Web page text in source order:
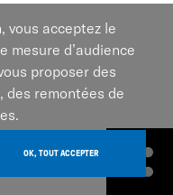
vous acceptez le
mesure d’audience
proposer des
des remontées de
OK, TOUT ACCEPTER